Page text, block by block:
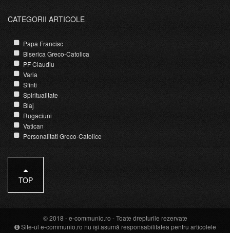
CATEGORII ARTICOLE
Papa Francisc
Biserica Greco-Catolica
PF Claudiu
Varia
Sfinti
Spiritualitate
Blaj
Rugaciuni
Vatican
Personalitati Greco-Catolice
TOP
© 2018 -e-communio.ro - Toate drepturile rezervate
Site-ul e-communio.ro nu își asumă responsabilitatea pentru articolele